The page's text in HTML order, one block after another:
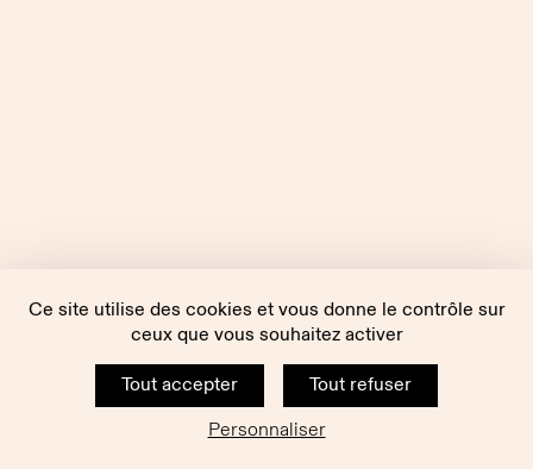
Ce site utilise des cookies et vous donne le contrôle sur
ceux que vous souhaitez activer
Tout accepter
Tout refuser
Personnaliser